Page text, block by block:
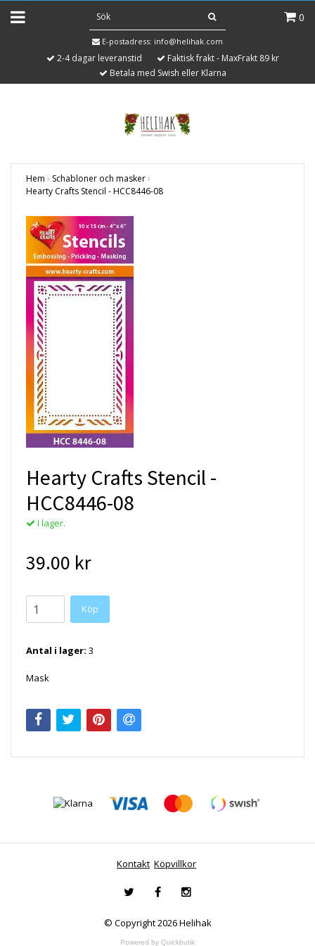
0
E-postadress: info@helihak.com
2-4 dagar leveranstid
Faktisk frakt - MaxFrakt 89 kr
Betala med Swish eller Klarna
Hem › Schabloner och masker›
Hearty Crafts Stencil - HCC8446-08
Hearty Crafts Stencil -
HCC8446-08
I lager.
39.00 kr
Antal i lager: 3
Mask
Kontakt Köpvillkor
© Copyright 2026 Helihak
Powered by Quickbutik